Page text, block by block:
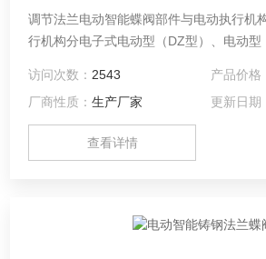
调节法兰电动智能蝶阀部件与电动执行机
行机构分电子式电动型（DZ型）、电动型
使用，方能实现自动调节功能，蝶阀部件
降损失小，开启灵活、结构紧凑等特点，
于冶金、电力、化工等工业部门作流体压
用。非密封型电动空气调节蝶阀,电动空气
访问次数： 2543 产品价格
厂商性质：生产厂家 更新日期
查看详情